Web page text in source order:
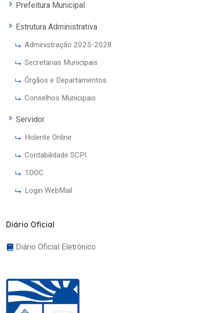
Prefeitura Municipal
Estrutura Administrativa
Administração 2025-2028
Secretarias Municipais
Órgãos e Departamentos
Conselhos Municipais
Servidor
Holerite Online
Contabilidade SCPI
1DOC
Login WebMail
Diário Oficial
Diário Oficial Eletrônico